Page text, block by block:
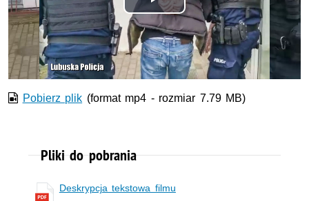
Odtwórz
wideo
Pobierz plik (format mp4 - rozmiar 7.79 MB)
Pliki do pobrania
Deskrypcja tekstowa filmu